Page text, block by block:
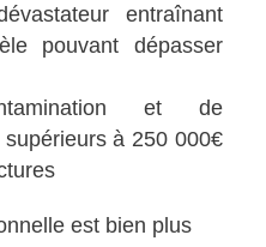
entraînant
pouvant dépasser
et de
à 250 000€
est bien plus